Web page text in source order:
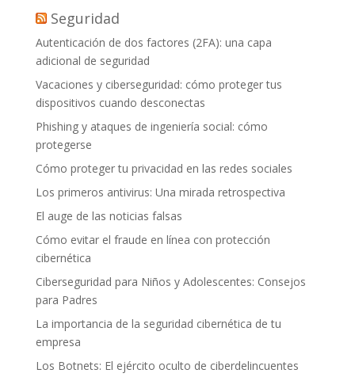
Seguridad
Autenticación de dos factores (2FA): una capa
adicional de seguridad
Vacaciones y ciberseguridad: cómo proteger tus
dispositivos cuando desconectas
Phishing y ataques de ingeniería social: cómo
protegerse
Cómo proteger tu privacidad en las redes sociales
Los primeros antivirus: Una mirada retrospectiva
El auge de las noticias falsas
Cómo evitar el fraude en línea con protección
cibernética
Ciberseguridad para Niños y Adolescentes: Consejos
para Padres
La importancia de la seguridad cibernética de tu
empresa
Los Botnets: El ejército oculto de ciberdelincuentes